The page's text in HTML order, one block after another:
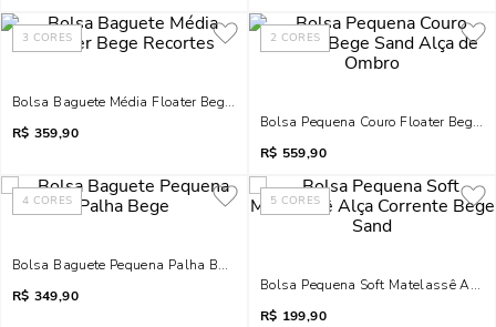
3 CORES
Bolsa Baguete Média Floater Bege Recortes
R$ 359,90
2 CORES
Bolsa Pequena Couro Floater Bege
R$ 559,90
4 CORES
Bolsa Baguete Pequena Palha Bege
R$ 349,90
5 CORES
Bolsa Pequena Soft Matelassê Alça
R$ 199,90